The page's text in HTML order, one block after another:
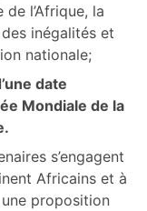
l’Afrique, la
inégalités et
nationale;
date
Mondiale de la
s’engagent
Africains et à
proposition